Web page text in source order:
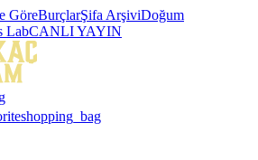
GöreBurçlarŞifa ArşiviDoğum
LabCANLI YAYIN
shopping_bag